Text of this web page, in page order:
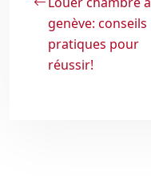
genève: conseils
pratiques pour
réussir!